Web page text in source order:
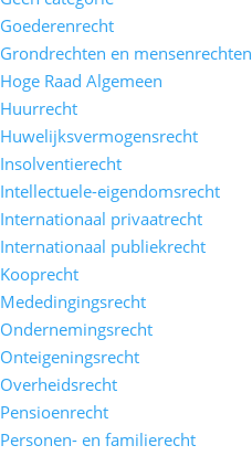
Goederenrecht
Grondrechten en mensenrechten
Hoge Raad Algemeen
Huurrecht
Huwelijksvermogensrecht
Insolventierecht
Intellectuele-eigendomsrecht
Internationaal privaatrecht
Internationaal publiekrecht
Kooprecht
Mededingingsrecht
Ondernemingsrecht
Onteigeningsrecht
Overheidsrecht
Pensioenrecht
Personen- en familierecht